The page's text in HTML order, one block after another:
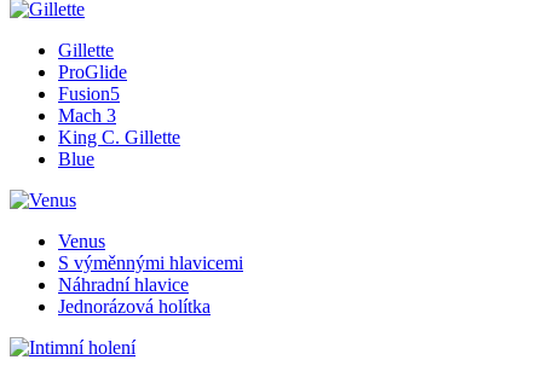
Gillette
ProGlide
Fusion5
Mach 3
King C. Gillette
Blue
Venus
S výměnnými hlavicemi
Náhradní hlavice
Jednorázová holítka